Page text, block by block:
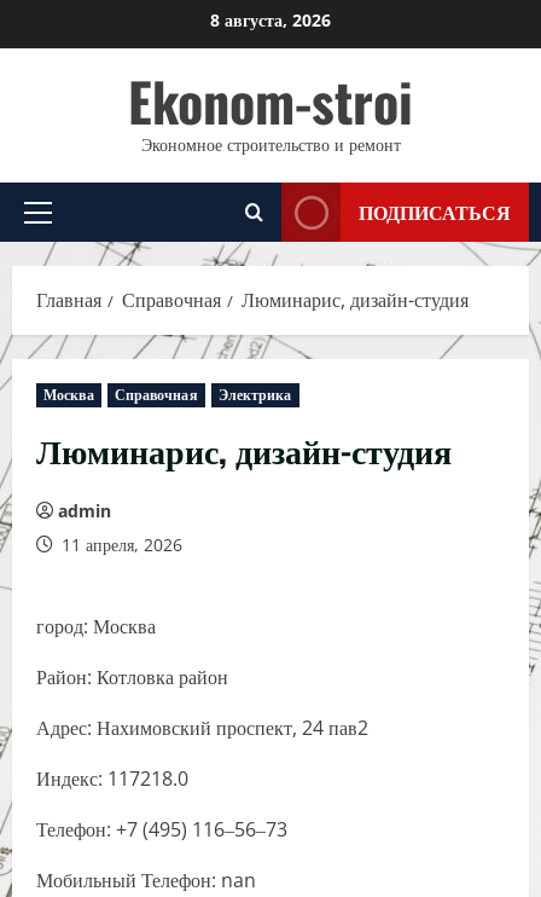
к
8 августа, 2026
Ekonom-stroi
Экономное строительство и ремонт
Основное
меню
ПОДПИСАТЬСЯ
Главная Справочная Люминарис, дизайн-студия
Москва Справочная Электрика
Люминарис, дизайн-студия
admin
11 апреля, 2026
город: Москва
Район: Котловка район
Адрес: Нахимовский проспект, 24 пав2
Индекс: 117218.0
Телефон: +7 (495) 116‒56‒73
Мобильный Телефон: nan